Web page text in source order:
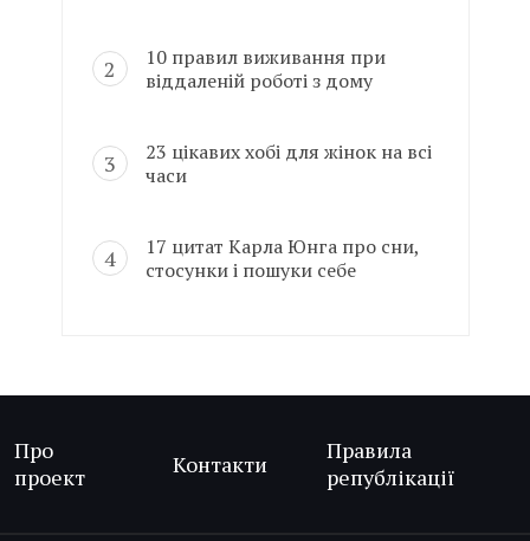
10 правил виживання при
віддаленій роботі з дому
23 цікавих хобі для жінок на всі
часи
17 цитат Карла Юнга про сни,
стосунки і пошуки себе
Про
проект
Контакти
Правила
републікації